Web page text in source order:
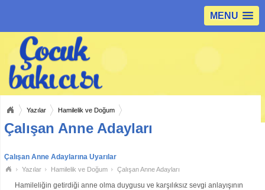
MENU
Yazılar Hamilelik ve Doğum
Çalışan Anne Adayları
Çalışan Anne Adaylarına Uyarılar
Yazılar Hamilelik ve Doğum Çalışan Anne Adayları
Hamileliğin getirdiği anne olma duygusu ve karşılıksız sevgi anlayışının